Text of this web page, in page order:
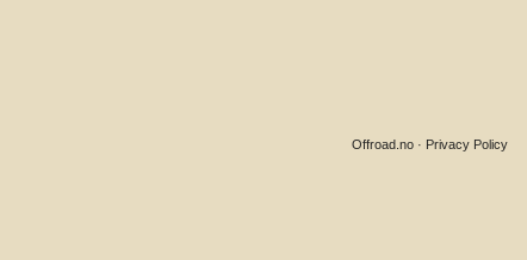
Privacy Policy
Offroad.no ·